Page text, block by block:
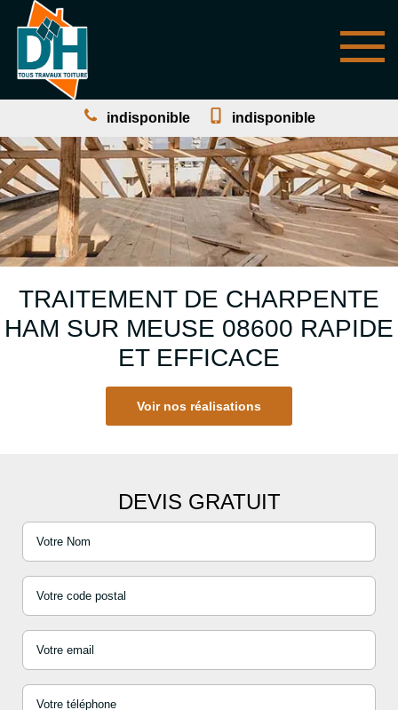
indisponible indisponible
TRAITEMENT DE CHARPENTE
HAM SUR MEUSE 08600 RAPIDE
ET EFFICACE
Voir nos réalisations
DEVIS GRATUIT